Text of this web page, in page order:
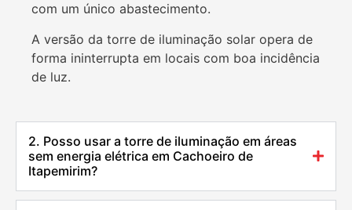
com um único abastecimento.
A versão da torre de iluminação solar opera de
forma ininterrupta em locais com boa incidência
de luz.
2. Posso usar a torre de iluminação em áreas
sem energia elétrica em Cachoeiro de
Itapemirim?